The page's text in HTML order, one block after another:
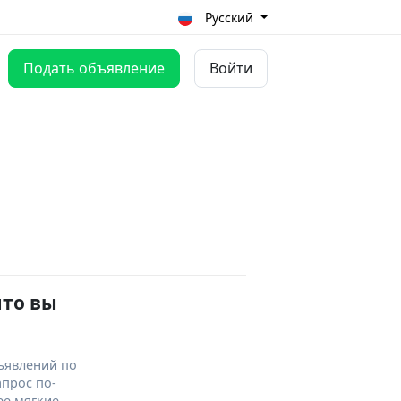
Русский
Подать объявление Войти
вы
по
по-